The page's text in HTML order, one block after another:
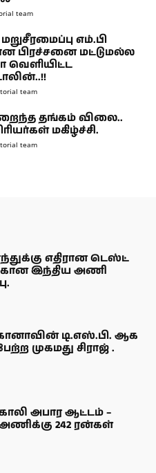
team
எம்.பி
பிரச்சனை மட்டுமல்ல
வெளியிட்ட
team
தங்கம் விலை..
மகிழ்ச்சி.
team
எதிரான டெஸ்ட்
இந்திய அணி
டி.எஸ்.பி. ஆக
முகமது சிராஜ் .
அபார ஆட்டம் –
242 ரன்கள்